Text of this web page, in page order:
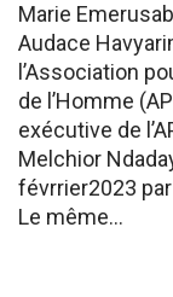
Marie
Audace
l’Association
de l’Homme
exécutive de
Melchior
févrrier2023
Le même…